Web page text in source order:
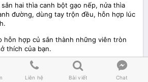
hai thìa canh bột gạo nếp, nửa thìa
đường, dùng tay trộn đều, hỗn hợp lúc
hỗn hợp củ sắn thành những viên tròn
thích của bạn.
nước sôi, cho những viên sắn vào luộc

Liên hệ

Bài viết

Chat